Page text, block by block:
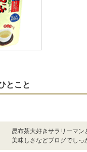
とこと
昆布茶大好きサラリーマン
美味しさなどブログでし